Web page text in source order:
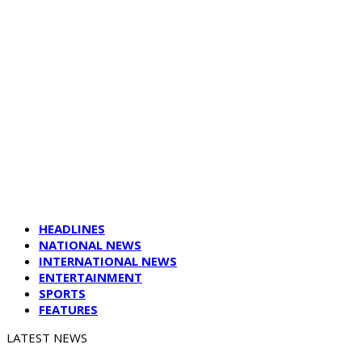
HEADLINES
NATIONAL NEWS
INTERNATIONAL NEWS
ENTERTAINMENT
SPORTS
FEATURES
LATEST NEWS